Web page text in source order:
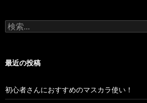
ョ
検
索:
最近の投稿
初心者さんにおすすめのマスカラ使い！